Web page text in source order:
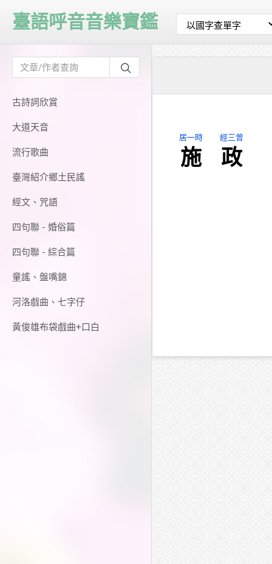
古詩詞欣賞
大道天音
流行歌曲
臺灣紹介鄉土民謠
經文、咒語
四句聯 - 婚俗篇
四句聯 - 綜合篇
童謠、盤嘴錦
河洛戲曲、七字仔
黃俊雄布袋戲曲+口白
臺語呼音音樂寶鑑
居一時
施
經三曾
政